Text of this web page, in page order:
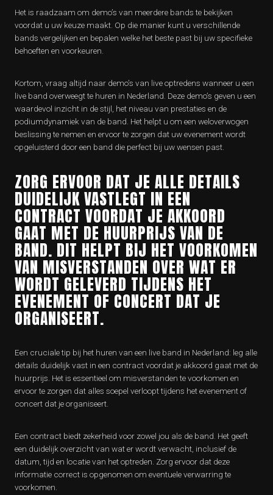
Het is raadzaam om demo’s van meerdere bands te bekijken
voordat u uw keuze maakt. Op die manier kunt u verschillende
bands vergelijken en bepalen welke het beste past bij uw specifieke
behoeften en voorkeuren.
Kortom, vraag altijd naar demo’s van live optredens wanneer u een
live band overweegt te huren in Nederland. Deze demo’s geven u een
waardevol inzicht in de stijl, het niveau van prestaties en de
podiumdynamiek van de band. Het helpt u om een weloverwogen
beslissing te nemen en ervoor te zorgen dat uw evenement wordt
opgeluisterd door een band die perfect bij uw wensen past.
ZORG ERVOOR DAT JE ALLE DETAILS
DUIDELIJK VASTLEGT IN EEN
CONTRACT VOORDAT JE AKKOORD
GAAT MET DE HUURPRIJS VAN DE
BAND. DIT HELPT BIJ HET VOORKOMEN
VAN MISVERSTANDEN OVER WAT ER
WORDT GELEVERD TIJDENS HET
EVENEMENT OF CONCERT DAT JE
ORGANISEERT.
Een cruciale tip bij het huren van een live band in Nederland: leg alle
details duidelijk vast in een contract voordat je akkoord gaat met de
huurprijs. Het is essentieel om misverstanden te voorkomen en
ervoor te zorgen dat alles soepel verloopt tijdens het evenement of
concert dat je organiseert.
Een contract biedt zekerheid voor zowel jou als de band. Het geeft
een duidelijk overzicht van wat er wordt verwacht, inclusief de
datum, tijd en locatie van het optreden. Zorg ervoor dat deze
informatie correct is opgenomen om eventuele verwarring te
voorkomen.